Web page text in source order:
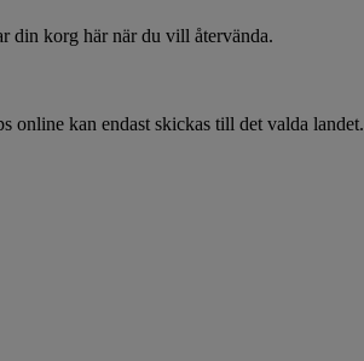
din korg här när du vill återvända.
online kan endast skickas till det valda landet.